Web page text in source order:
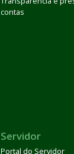
contas
Servidor
Portal do Servidor